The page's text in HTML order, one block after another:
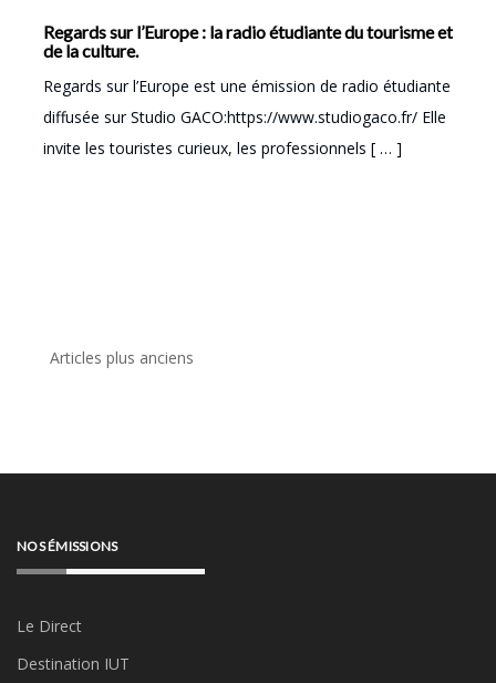
Regards sur l’Europe : la radio étudiante du tourisme et
de la culture.
Regards sur l’Europe est une émission de radio étudiante
diffusée sur Studio GACO:https://www.studiogaco.fr/ Elle
invite les touristes curieux, les professionnels [ … ]
Navigation
Articles plus anciens
NOS ÉMISSIONS
Le Direct
Destination IUT